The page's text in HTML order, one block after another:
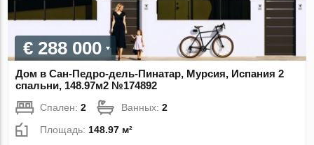
€ 288 000
Дом в Сан-Педро-дель-Пинатар, Мурсия, Испания 2
спальни, 148.97м2 №174892
Спален:2 Ванных:2
Площадь: 148.97 м²